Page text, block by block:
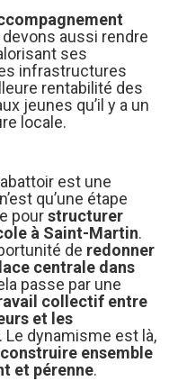
devons aussi rendre
ses
infrastructures
rentabilité des
jeunes qu’il y a un
locale.
est une
qu’une étape
pourstructurer
à Saint-Martin.
de redonner
centrale dans
passe par une
collectif entre
et les
. Le dynamisme est là,
construire ensemble
et pérenne.